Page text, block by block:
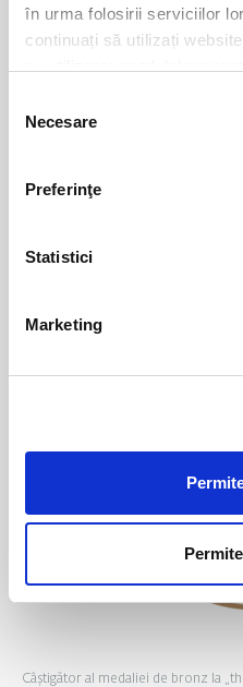
în urma folosirii serviciilor
continuați să utilizați
consimțământului
Necesare
Preferinţe
Statistici
Marketing
The major
that you have all
console and can
status. Any
quarantine.
- Jos Savelkoul, Team
Zuyderland Hospital,
Câștigător al medaliei de bronz la